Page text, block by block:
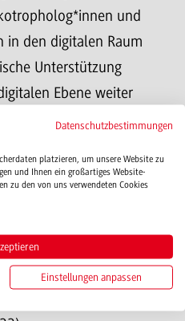
und
in den digitalen Raum
Unterstützung
Ebene weiter
auf Rezept
dass sich das Feld
verbreitert und sich
repräsentativen
zufolge sind etwa
Datenschutzbestimmungen
platzieren, um unsere Website zu
und Ihnen ein großartiges Website-
zu den von uns verwendeten Cookies
Einstellungen anpassen